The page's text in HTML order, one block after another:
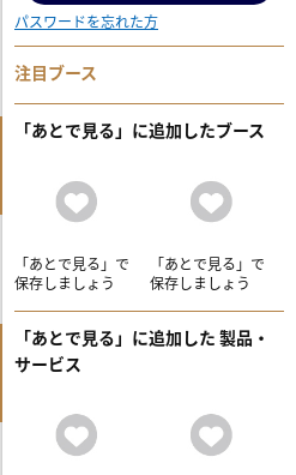
パスワードを忘れた方
注目ブース
「あとで見る」に追加したブース
「あとで見る」で
保存しましょう
「あとで見る」で
保存しましょう
「あとで見る」に追加した 製品・
サービス